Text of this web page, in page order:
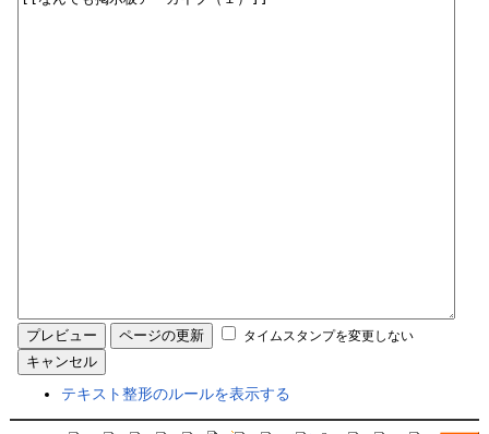
タイムスタンプを変更しない
テキスト整形のルールを表示する